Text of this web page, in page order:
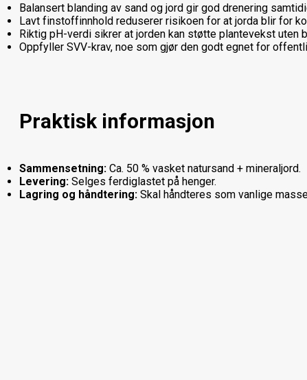
Balansert blanding av sand og jord gir god drenering
Lavt finstoffinnhold reduserer risikoen for at jorda blir for
Riktig pH-verdi sikrer at jorden kan støtte plantevekst uten
Oppfyller SVV-krav, noe som gjør den godt egnet for
Praktisk informasjon
Sammensetning: Ca. 50 % vasket natursand + mineraljord.
Levering: Selges ferdiglastet på henger.
Lagring og håndtering: Skal håndteres som vanlige